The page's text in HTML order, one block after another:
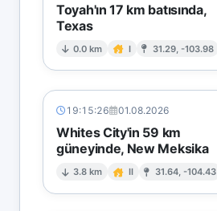
Toyah'ın 17 km batısında,
Texas
0.0 km I 31.29, -103.98
19:15:26 01.08.2026
Whites City'in 59 km
güneyinde, New Meksika
3.8 km II 31.64, -104.43